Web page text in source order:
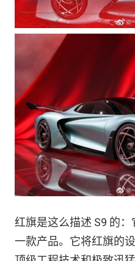
红旗是这么描述 S9 的
一款产品。它将红旗的